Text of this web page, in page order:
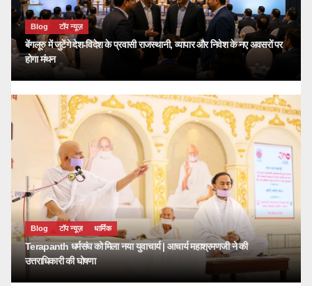
Blog टॉप न्यूज़
बेंगलूरु में जुटेंगे देश-विदेश के प्रवासी राजस्थानी, व्यापार और निवेश के नए अवसरों पर
होगा मंथन
Blog टॉप न्यूज़ धार्मिक
Terapanth धर्मसंघ को मिला नया युवाचार्य | आचार्य महाश्रमणजी ने की
उत्तराधिकारी की घोषणा